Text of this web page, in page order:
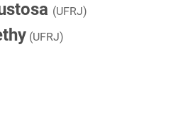
(UFRJ)
(UFRJ)